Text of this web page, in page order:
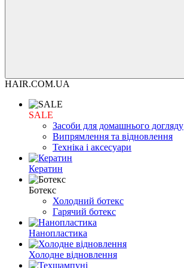
HAIR.COM.UA
SALE
Засоби для домашнього догляду
Випрямлення та відновлення
Техніка і аксесуари
Кератин
Ботекс
Холодний ботекс
Гарячий ботекс
Нанопластика
Холодне відновлення